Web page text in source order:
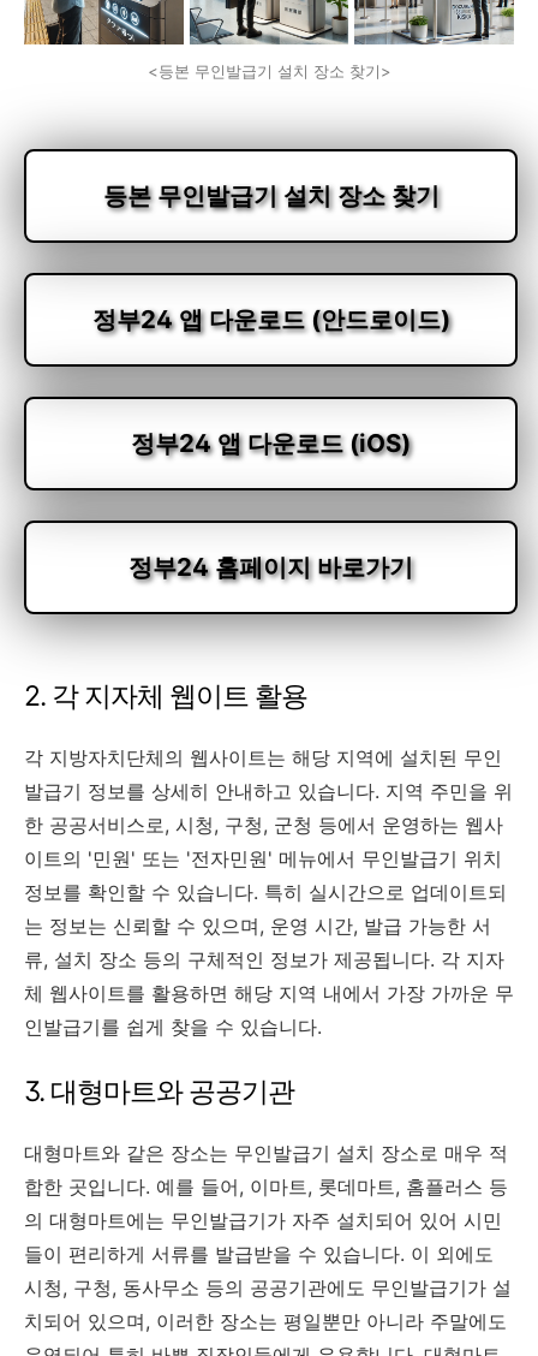
<등본 무인발급기 설치 장소 찾기>
등본 무인발급기 설치 장소 찾기
정부24 앱 다운로드 (안드로이드)
정부24 앱 다운로드 (iOS)
정부24 홈페이지 바로가기
2. 각 지자체 웹이트 활용
각 지방자치단체의 웹사이트는 해당 지역에 설치된 무인
발급기 정보를 상세히 안내하고 있습니다. 지역 주민을 위
한 공공서비스로, 시청, 구청, 군청 등에서 운영하는 웹사
이트의 '민원' 또는 '전자민원' 메뉴에서 무인발급기 위치
정보를 확인할 수 있습니다. 특히 실시간으로 업데이트되
는 정보는 신뢰할 수 있으며, 운영 시간, 발급 가능한 서
류, 설치 장소 등의 구체적인 정보가 제공됩니다. 각 지자
체 웹사이트를 활용하면 해당 지역 내에서 가장 가까운 무
인발급기를 쉽게 찾을 수 있습니다.
3. 대형마트와 공공기관
대형마트와 같은 장소는 무인발급기 설치 장소로 매우 적
합한 곳입니다. 예를 들어, 이마트, 롯데마트, 홈플러스 등
의 대형마트에는 무인발급기가 자주 설치되어 있어 시민
들이 편리하게 서류를 발급받을 수 있습니다. 이 외에도
시청, 구청, 동사무소 등의 공공기관에도 무인발급기가 설
치되어 있으며, 이러한 장소는 평일뿐만 아니라 주말에도